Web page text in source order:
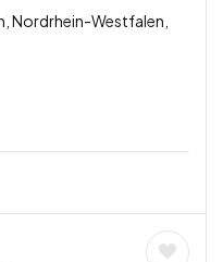
Nordrhein-Westfalen,